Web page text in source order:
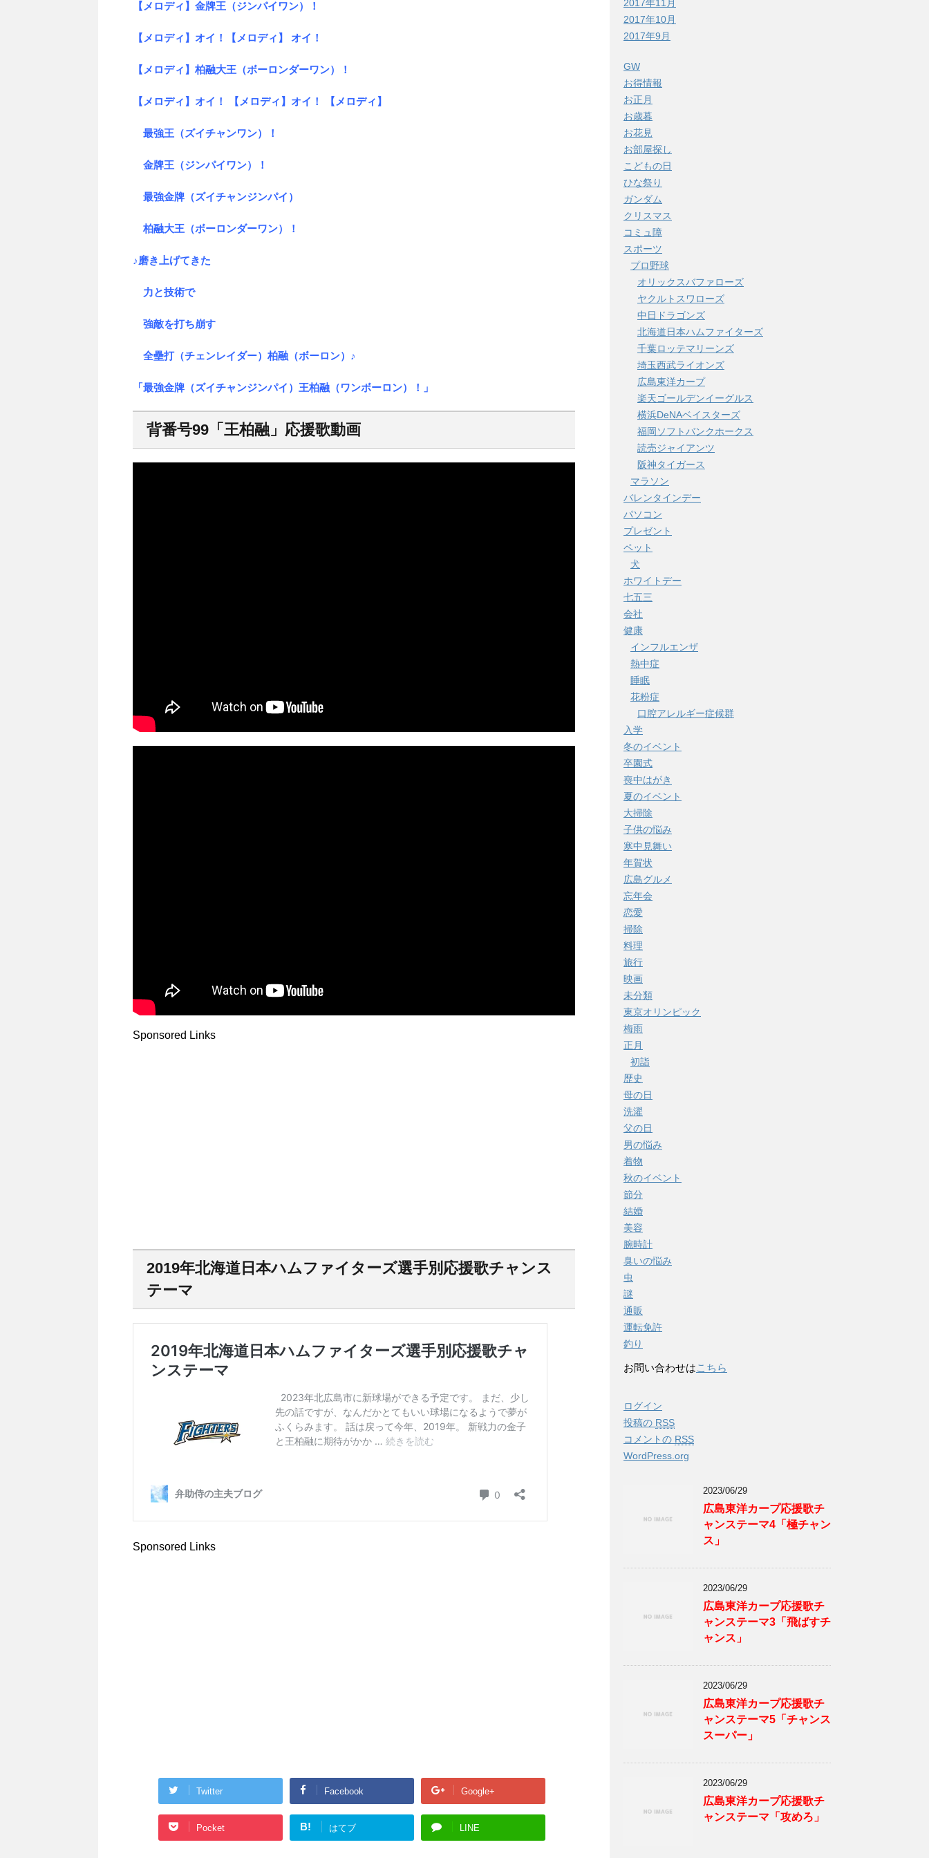
【メロディ】金牌王（ジンパイワン）！
【メロディ】オイ！【メロディ】 オイ！
【メロディ】柏融大王（ボーロンダーワン）！
【メロディ】オイ！ 【メロディ】オイ！ 【メロディ】
最強王（ズイチャンワン）！
金牌王（ジンパイワン）！
最強金牌（ズイチャンジンパイ）
柏融大王（ボーロンダーワン）！
♪磨き上げてきた
力と技術で
強敵を打ち崩す
全壘打（チェンレイダー）柏融（ボーロン）♪
「最強金牌（ズイチャンジンパイ）王柏融（ワンボーロン）！」
背番号99「王柏融」応援歌動画
Sponsored Links
2019年北海道日本ハムファイターズ選手別応援歌チャンス
テーマ
Sponsored Links
Twitter Facebook Google+
Pocket B! はてブ LINE
2017年11月
2017年10月
2017年9月
GW
お得情報
お正月
お歳暮
お花見
お部屋探し
こどもの日
ひな祭り
ガンダム
クリスマス
コミュ障
スポーツ
プロ野球
オリックスバファローズ
ヤクルトスワローズ
中日ドラゴンズ
北海道日本ハムファイターズ
千葉ロッテマリーンズ
埼玉西武ライオンズ
広島東洋カープ
楽天ゴールデンイーグルス
横浜DeNAベイスターズ
福岡ソフトバンクホークス
読売ジャイアンツ
阪神タイガース
マラソン
バレンタインデー
パソコン
プレゼント
ペット
犬
ホワイトデー
七五三
会社
健康
インフルエンザ
熱中症
睡眠
花粉症
口腔アレルギー症候群
入学
冬のイベント
卒園式
喪中はがき
夏のイベント
大掃除
子供の悩み
寒中見舞い
年賀状
広島グルメ
忘年会
恋愛
掃除
料理
旅行
映画
未分類
東京オリンピック
梅雨
正月
初詣
歴史
母の日
洗濯
父の日
男の悩み
着物
秋のイベント
節分
結婚
美容
腕時計
臭いの悩み
虫
謎
通販
運転免許
釣り
お問い合わせはこちら
ログイン
投稿の RSS
コメントの RSS
WordPress.org
2023/06/29
広島東洋カープ応援歌チ
ャンステーマ4「極チャン
ス」
2023/06/29
広島東洋カープ応援歌チ
ャンステーマ3「飛ばすチ
ャンス」
2023/06/29
広島東洋カープ応援歌チ
ャンステーマ5「チャンス
スーパー」
2023/06/29
広島東洋カープ応援歌チ
ャンステーマ「攻めろ」